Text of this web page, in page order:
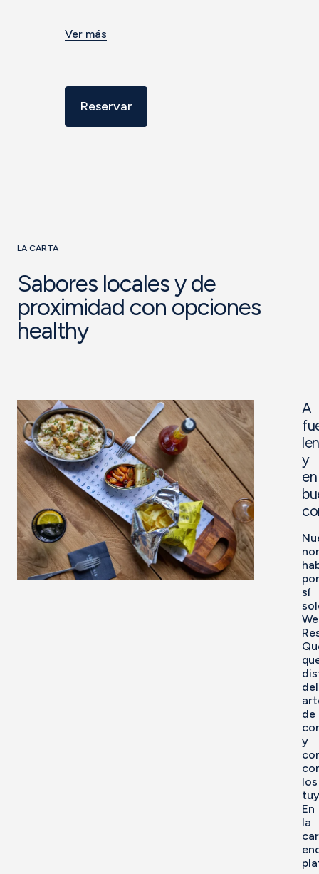
Ver más
Reservar
LA CARTA
Sabores locales y de
proximidad con opciones
healthy
A
y
en
por
sí
We
del
de
y
los
En
la